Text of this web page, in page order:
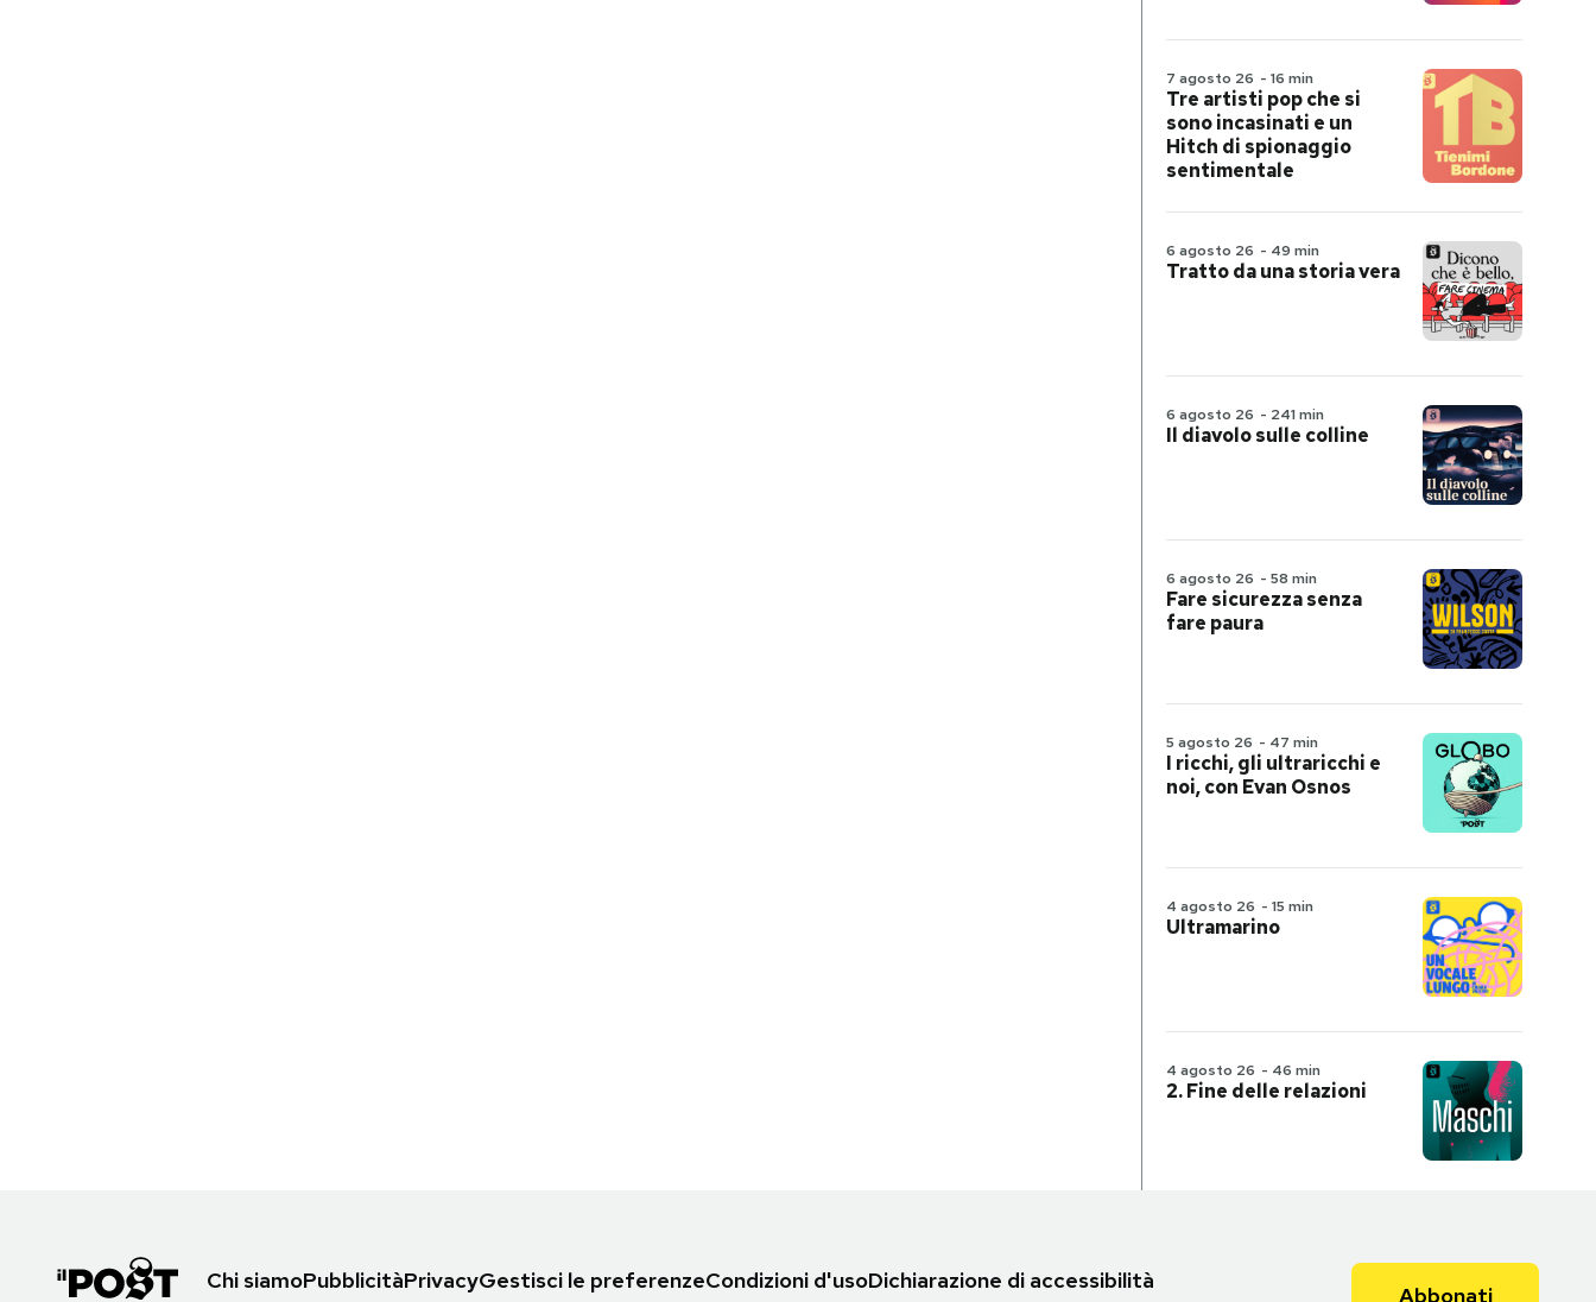
7 agosto 26 - 16 min
Tre artisti pop che si
sono incasinati e un
Hitch di spionaggio
sentimentale
6 agosto 26 - 49 min
Tratto da una storia vera
6 agosto 26 - 241 min
Il diavolo sulle colline
6 agosto 26 - 58 min
Fare sicurezza senza
fare paura
5 agosto 26 - 47 min
I ricchi, gli ultraricchi e
noi, con Evan Osnos
4 agosto 26 - 15 min
Ultramarino
4 agosto 26 - 46 min
2. Fine delle relazioni
Chi siamoPubblicitàPrivacyGestisci le preferenzeCondizioni d'usoDichiarazione di accessibilità
Abbonati